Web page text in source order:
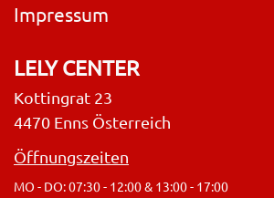
Impressum
LELY CENTER
Kottingrat 23
4470 Enns Österreich
Öffnungszeiten
MO - DO: 07:30 - 12:00 & 13:00 - 17:00